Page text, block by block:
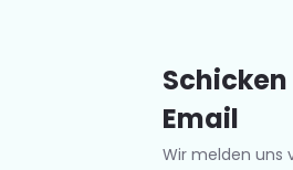
Schicken
Email
Wir melden uns